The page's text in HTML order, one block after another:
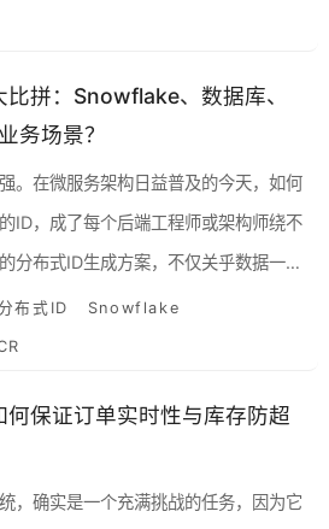
拼：Snowflake、数据库、
务场景？
。在微服务架构日益普及的今天，如何
ID，成了每个后端工程师或架构师绕不
分布式ID生成方案，不仅关乎数据一致
展性。今天，咱们就来掰扯掰扯几种主
布式ID Snowflake
保证订单实时性与库存防超
，确实是一个充满挑战的任务，因为它